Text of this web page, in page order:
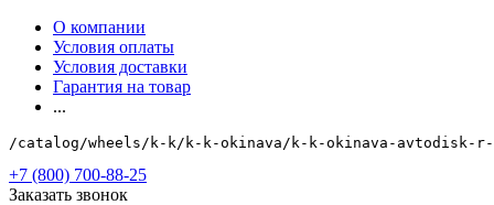
О компании
Условия оплаты
Условия доставки
Гарантия на товар
...
/catalog/wheels/k-k/k-k-okinava/k-k-okinava-avtodisk-
+7 (800) 700-88-25
Заказать звонок